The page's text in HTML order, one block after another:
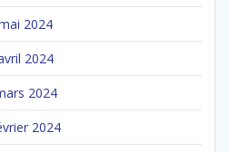
2024
2024
2024
2024